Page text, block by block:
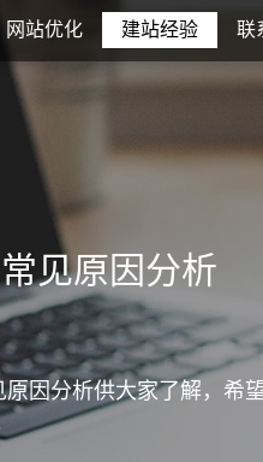
网站优化 建站经验 联
见原因分析
因分析供大家了解，希